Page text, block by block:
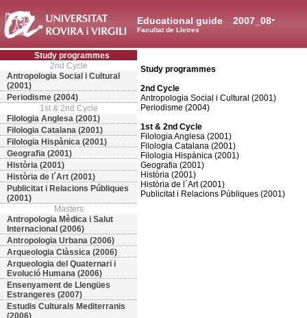
2007_08
Educational guide
Facultat de Lletres
Study programmes
2nd Cycle
Antropologia Social i Cultural
(2001)
Periodisme (2004)
1st & 2nd Cycle
Filologia Anglesa (2001)
Filologia Catalana (2001)
Filologia Hispànica (2001)
Geografia (2001)
Història (2001)
Història de l´Art (2001)
Publicitat i Relacions Públiques
(2001)
Masters
Antropologia Mèdica i Salut
Internacional (2006)
Antropologia Urbana (2006)
Arqueologia Clàssica (2006)
Arqueologia del Quaternari i
Evolució Humana (2006)
Ensenyament de Llengües
Estrangeres (2007)
Estudis Culturals Mediterranis
(2006)
Study programmes
2nd Cycle
Antropologia Social i Cultural (2001)
Periodisme (2004)
1st & 2nd Cycle
Filologia Anglesa (2001)
Filologia Catalana (2001)
Filologia Hispànica (2001)
Geografia (2001)
Història (2001)
Història de l´Art (2001)
Publicitat i Relacions Públiques (2001)